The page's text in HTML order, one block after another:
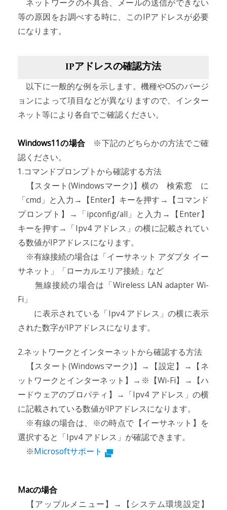
ネットワークの不具合、メールの送信ができない
等の原因をお調べする時に、このIPアドレスが必要
になります。
IPアドレスの確認方法
以下に一般的な例を示します。機種やOSのバージ
ョンによって項目などが異なりますので、インター
ネット等により各自でご確認ください。
Windows11の場合 ※下記のどちらかの方法でご確
認ください。
1.コマンドプロンプトから確認する方法
【スタート(Windowsマーク)】横の 検索窓 に
「cmd」と入力→【Enter】キーを押す→【コマンド
プロンプト】→「ipconfig/all」と入力→【Enter】
キーを押す→「Ipv4 アドレス」の横に記載されてい
る数値がIPアドレスになります。
※有線接続の場合は「イーサネット アダプタ イー
サネット」「ローカルエリア接続」など
無線接続の場合は「Wireless LAN adapter Wi-
Fi」
に表示されている「Ipv4 アドレス」の横に表示
された数字がIPアドレスになります。
2.ネットワークとインターネットから確認する方法
【スタート(Windowsマーク)】→【設定】→【ネ
ットワークとインターネット】→※【Wi-Fi】→【ハ
ードウェアのプロパティ】→「Ipv4 アドレス」の横
に記載されている数値がIPアドレスになります。
※有線の場合は、※の時点で【イーサネット】を
選択すると「Ipv4 アドレス」が確認できます。
※Microsoftサポート
Macの場合
【アップルメニュー】→【システム環境設定】